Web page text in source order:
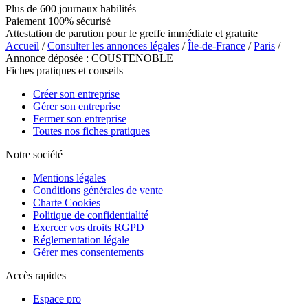
Plus de 600 journaux habilités
Paiement 100% sécurisé
Attestation de parution pour le greffe immédiate et gratuite
Accueil /Consulter les annonces légales /Île-de-France /Paris /
Annonce déposée : COUSTENOBLE
Fiches pratiques et conseils
Créer son entreprise
Gérer son entreprise
Fermer son entreprise
Toutes nos fiches pratiques
Notre société
Mentions légales
Conditions générales de vente
Charte Cookies
Politique de confidentialité
Exercer vos droits RGPD
Réglementation légale
Gérer mes consentements
Accès rapides
Espace pro